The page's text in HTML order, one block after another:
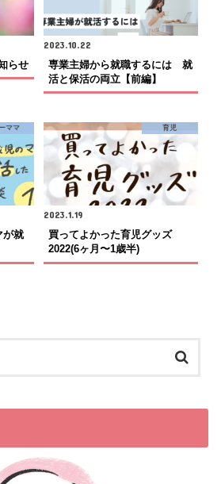
らせ
2023.10.22
専業主婦から就職するには 就
活と保活の両立【前編】
ママ
が就
育児
2023.1.19
買ってよかった育児グッズ
2022(6ヶ月〜1歳半)